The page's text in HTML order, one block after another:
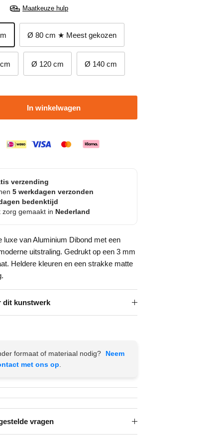
Maatkeuze hulp
Ø 80 cm ★ Meest gekozen
Ø 120 cm Ø 140 cm
In winkelwagen
verzending
5 werkdagen verzonden
bedenktijd
zorg gemaakt in Nederland
luxe van Aluminium Dibond met een
uitstraling. Gedrukt op een 3 mm
Heldere kleuren en een strakke matte
dit kunstwerk
formaat of materiaal nodig?
Neem
met ons op.
vragen